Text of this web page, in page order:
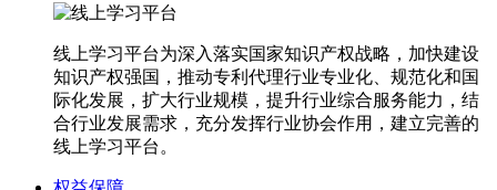
线上学习平台为深入落实国家知识产权战略，加快建设
知识产权强国，推动专利代理行业专业化、规范化和国
际化发展，扩大行业规模，提升行业综合服务能力，结
合行业发展需求，充分发挥行业协会作用，建立完善的
线上学习平台。